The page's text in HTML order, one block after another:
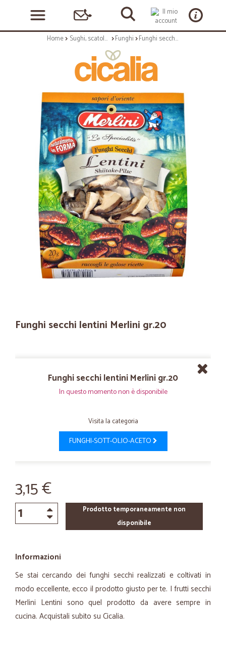
Home Sughi, scatolame e condimenti Funghi Funghi secchi lentini Merlini gr.20
Funghi secchi lentini Merlini gr.20
Funghi secchi lentini Merlini gr.20
In questo momento non è disponibile
Visita la categoria
FUNGHI-SOTT-OLIO-ACETO
3,15 €
Prodotto temporaneamente non
disponibile
Informazioni
Se stai cercando dei funghi secchi realizzati e coltivati in
modo eccellente, ecco il prodotto giusto per te. I frutti secchi
Merlini Lentini sono quel prodotto da avere sempre in
cucina. Acquistali subito su Cicalia.